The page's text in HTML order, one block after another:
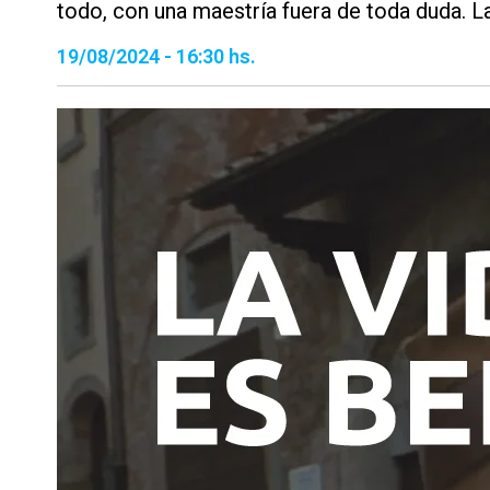
todo, con una maestría fuera de toda duda.
19/08/2024 - 16:30 hs.